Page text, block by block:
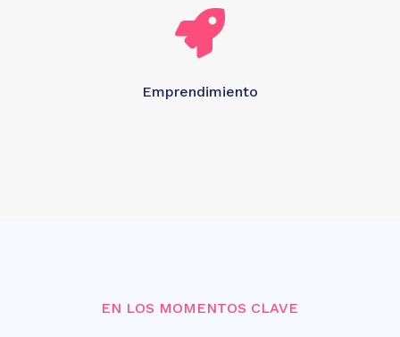

Emprendimiento
EN LOS MOMENTOS CLAVE